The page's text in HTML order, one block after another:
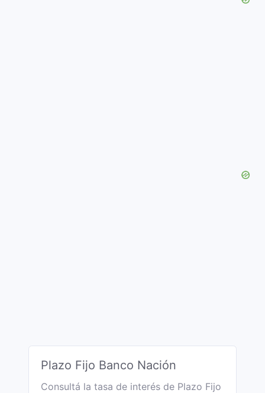
Plazo Fijo Banco Nación
Consultá la tasa de interés de Plazo Fijo